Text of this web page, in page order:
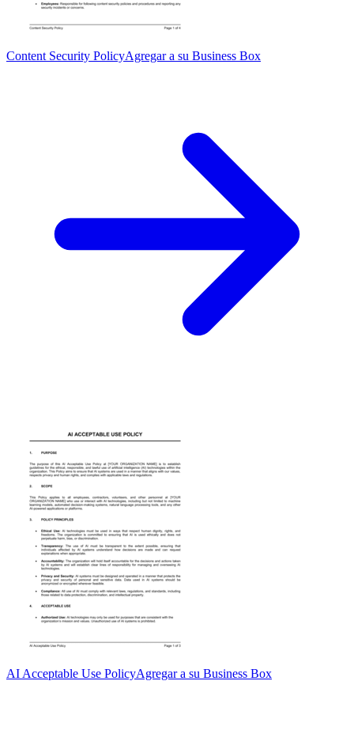
Content Security PolicyAgregar a su Business Box
AI Acceptable Use PolicyAgregar a su Business Box